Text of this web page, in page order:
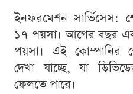
ইনফরমেশন সার্ভিসেস:
১৭ পয়সা। আগের বছর
পয়সা। এই কোম্পানির
দেখা যাচ্ছে, যা
ফেলতে পারে।